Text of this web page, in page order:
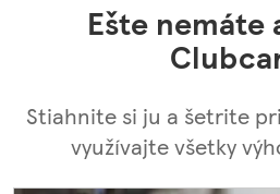
Ešte nemáte
Stiahnite si ju a šetrite
využívajte všetky